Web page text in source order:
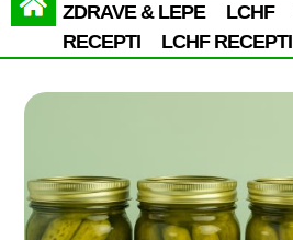
ZDRAVE & LEPE LCHF
RECEPTI
LCHF RECEPTI